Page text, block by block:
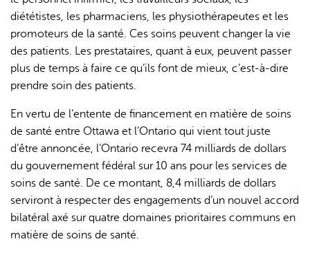
diététistes, les pharmaciens, les physiothérapeutes et les
promoteurs de la santé. Ces soins peuvent changer la vie
des patients. Les prestataires, quant à eux, peuvent passer
plus de temps à faire ce qu’ils font de mieux, c’est-à-dire
prendre soin des patients.
En vertu de l’entente de financement en matière de soins
de santé entre Ottawa et l’Ontario qui vient tout juste
d’être annoncée, l’Ontario recevra 74 milliards de dollars
du gouvernement fédéral sur 10 ans pour les services de
soins de santé. De ce montant, 8,4 milliards de dollars
serviront à respecter des engagements d’un nouvel accord
bilatéral axé sur quatre domaines prioritaires communs en
matière de soins de santé.